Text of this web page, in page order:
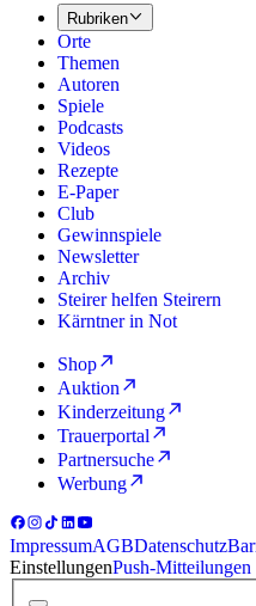
Rubriken
Orte
Themen
Autoren
Spiele
Podcasts
Videos
Rezepte
E-Paper
Club
Gewinnspiele
Newsletter
Archiv
Steirer helfen Steirern
Kärntner in Not
Shop
Auktion
Kinderzeitung
Trauerportal
Partnersuche
Werbung
ImpressumAGBDatenschutz
EinstellungenPush-Mitteilungen